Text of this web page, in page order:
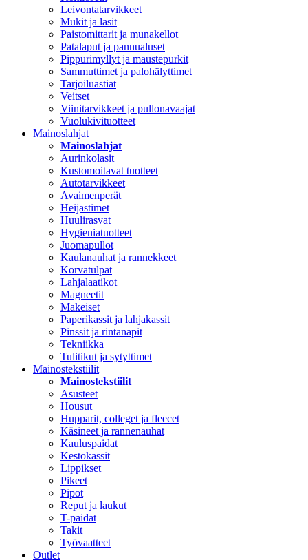
Leivontatarvikkeet
Mukit ja lasit
Paistomittarit ja munakellot
Patalaput ja pannualuset
Pippurimyllyt ja maustepurkit
Sammuttimet ja palohälyttimet
Tarjoiluastiat
Veitset
Viinitarvikkeet ja pullonavaajat
Vuolukivituotteet
Mainoslahjat
Mainoslahjat
Aurinkolasit
Kustomoitavat tuotteet
Autotarvikkeet
Avaimenperät
Heijastimet
Huulirasvat
Hygieniatuotteet
Juomapullot
Kaulanauhat ja rannekkeet
Korvatulpat
Lahjalaatikot
Magneetit
Makeiset
Paperikassit ja lahjakassit
Pinssit ja rintanapit
Tekniikka
Tulitikut ja sytyttimet
Mainostekstiilit
Mainostekstiilit
Asusteet
Housut
Hupparit, colleget ja fleecet
Käsineet ja rannenauhat
Kauluspaidat
Kestokassit
Lippikset
Pikeet
Pipot
Reput ja laukut
T-paidat
Takit
Työvaatteet
Outlet